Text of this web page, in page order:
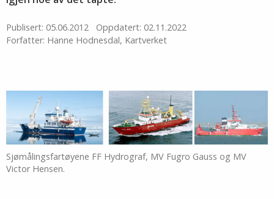
Publisert: 05.06.2012
Oppdatert: 02.11.2022
Forfatter: Hanne Hodnesdal, Kartverket
Sjømålingsfartøyene FF Hydrograf, MV Fugro Gauss og MV
Victor Hensen.